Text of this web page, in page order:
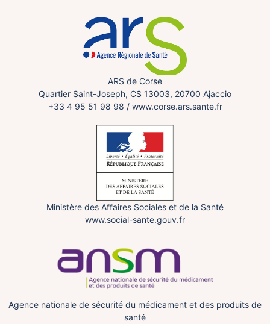
ARS de Corse
Quartier Saint-Joseph, CS 13003, 20700 Ajaccio
+33 4 95 51 98 98 / www.corse.ars.sante.fr
Ministère des Affaires Sociales et de la Santé
www.social-sante.gouv.fr
Agence nationale de sécurité du médicament et des produits de
santé